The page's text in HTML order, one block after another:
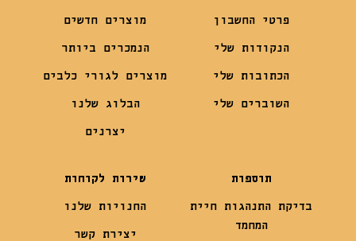
פרטי החשבון
הנקודות שלי
הכתובות שלי
השוברים שלי
מוצרים חדשים
הנמכרים ביותר
מוצרים לגורי כלבים
הבלוג שלנו
יצרנים
תוספות
בדיקת התנהגות חיית
המחמד
שירות לקוחות
החנויות שלנו
יצירת קשר